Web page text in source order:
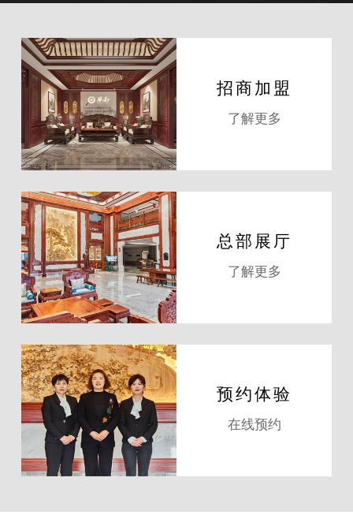
招商加盟
了解更多
总部展厅
了解更多
预约体验
在线预约